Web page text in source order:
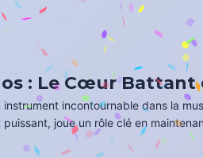
: Le Cœur Battant
instrument incontournable dans la
joue un rôle clé en